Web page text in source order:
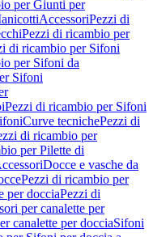
per Giunti per
AccessoriPezzi di
Pezzi di ricambio per
di ricambio per Sifoni
per Sifoni da
Sifoni
Pezzi di ricambio per Sifoni
Curve tecnichePezzi di
di ricambio per
per Pilette di
Docce e vasche da
Pezzi di ricambio per
per docciaPezzi di
per canalette per
canalette per docciaSifoni